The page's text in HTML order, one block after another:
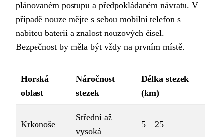
plánovaném postupu a předpokládaném návratu. V
případě nouze mějte s sebou mobilní telefon s
nabitou baterií a znalost nouzových čísel.
Bezpečnost by měla být vždy na prvním místě.
Horská
oblast
Náročnost
stezek
Délka stezek
(km)
Krkonoše
Střední až
vysoká
5 – 25